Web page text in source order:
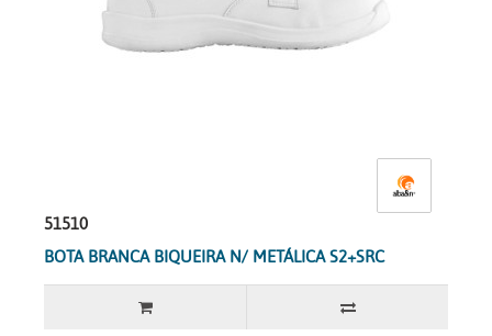
51510
BOTA BRANCA BIQUEIRA N/ METÁLICA S2+SRC